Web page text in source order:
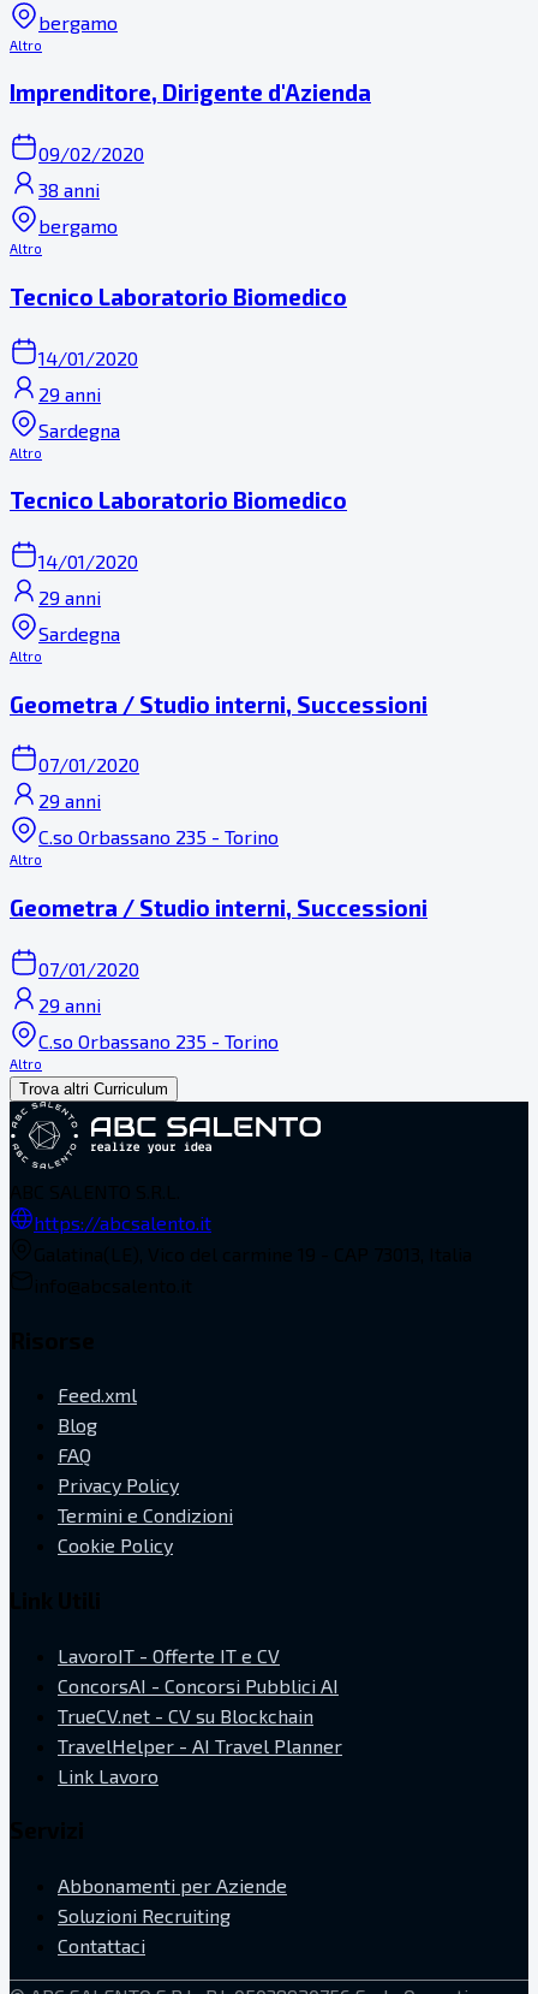
bergamo
Altro
Imprenditore, Dirigente d'Azienda
09/02/2020
38 anni
bergamo
Altro
Tecnico Laboratorio Biomedico
14/01/2020
29 anni
Sardegna
Altro
Tecnico Laboratorio Biomedico
14/01/2020
29 anni
Sardegna
Altro
Geometra / Studio interni, Successioni
07/01/2020
29 anni
C.so Orbassano 235 - Torino
Altro
Geometra / Studio interni, Successioni
07/01/2020
29 anni
C.so Orbassano 235 - Torino
Altro
Trova altri Curriculum
https://abcsalento.it
Feed.xml
Blog
FAQ
Privacy Policy
Termini e Condizioni
Cookie Policy
LavoroIT - Offerte IT e CV
ConcorsAI - Concorsi Pubblici AI
TrueCV.net - CV su Blockchain
TravelHelper - AI Travel Planner
Link Lavoro
Abbonamenti per Aziende
Soluzioni Recruiting
Contattaci